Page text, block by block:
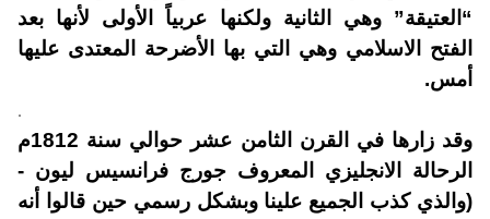
“العتيقة” وهي الثانية ولكنها عربياً الأولى لأنها بعد
الفتح الاسلامي وهي التي بها الأضرحة المعتدى عليها
أمس.
.
وقد زارها في القرن الثامن عشر حوالي سنة 1812م
الرحالة الانجليزي المعروف جورج فرانسيس ليون -
(والذي كذب الجميع علينا وبشكل رسمي حين قالوا أنه